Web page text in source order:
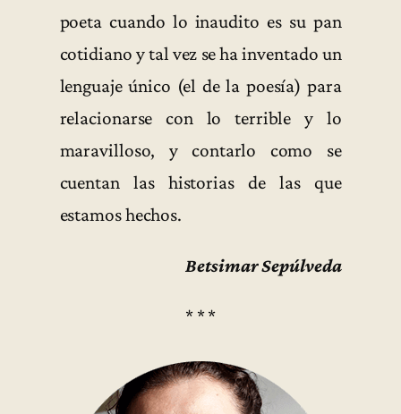
poeta cuando lo inaudito es su pan
cotidiano y tal vez se ha inventado un
lenguaje único (el de la poesía) para
relacionarse con lo terrible y lo
maravilloso, y contarlo como se
cuentan las historias de las que
estamos hechos.
Betsimar Sepúlveda
* * *